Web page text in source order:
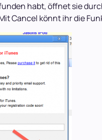
habt, öffnet sie
Cancel könnt ihr die